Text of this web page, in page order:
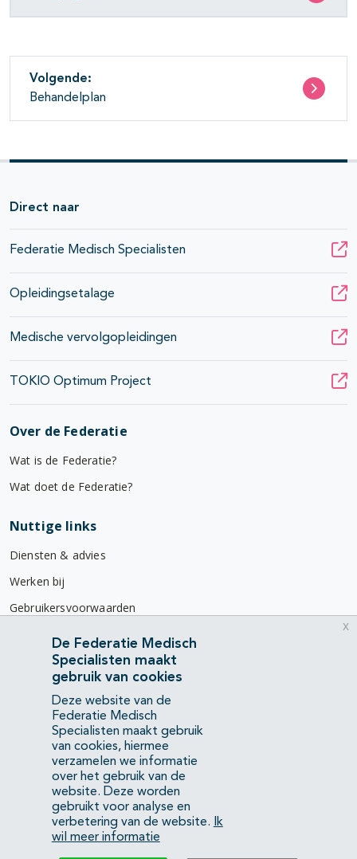
Volgende:
Behandelplan
Direct naar
Federatie Medisch Specialisten
Opleidingsetalage
Medische vervolgopleidingen
TOKIO Optimum Project
Over de Federatie
Wat is de Federatie?
Wat doet de Federatie?
Nuttige links
Diensten & advies
Werken bij
Gebruikersvoorwaarden
Privacyverklaring
Contact
Mercatorlaan 1200
3528 BL Utrecht
(088) 505 34 34
info@richtlijnendatabase.nl
YouTubeLinkedIn
De Federatie Medisch
Specialisten maakt
gebruik van cookies
Deze website van de
Federatie Medisch
Specialisten maakt gebruik
van cookies, hiermee
verzamelen we informatie
over het gebruik van de
website. Deze worden
gebruikt voor analyse en
verbetering van de website.
Ik
wil meer informatie
x